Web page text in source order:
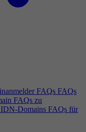
FAQs FAQs
FAQs zu
Domains FAQs für